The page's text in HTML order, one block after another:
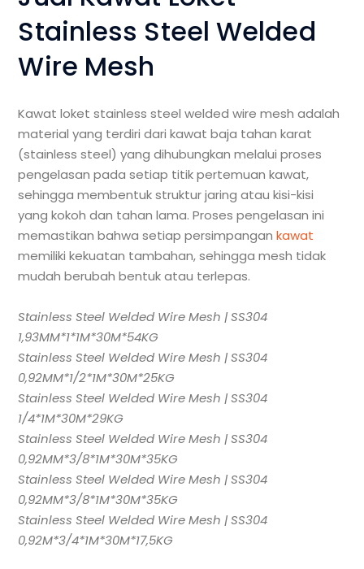
Stainless Steel Welded
Wire Mesh
Kawat loket stainless steel welded wire mesh adalah
material yang terdiri dari kawat baja tahan karat
(stainless steel) yang dihubungkan melalui proses
pengelasan pada setiap titik pertemuan kawat,
sehingga membentuk struktur jaring atau kisi-kisi
yang kokoh dan tahan lama. Proses pengelasan ini
memastikan bahwa setiap persimpangankawat
memiliki kekuatan tambahan, sehingga mesh tidak
mudah berubah bentuk atau terlepas.
Stainless Steel Welded Wire Mesh | SS304
1,93MM*1*1M*30M*54KG
Stainless Steel Welded Wire Mesh | SS304
0,92MM*1/2*1M*30M*25KG
Stainless Steel Welded Wire Mesh | SS304
1/4*1M*30M*29KG
Stainless Steel Welded Wire Mesh | SS304
0,92MM*3/8*1M*30M*35KG
Stainless Steel Welded Wire Mesh | SS304
0,92MM*3/8*1M*30M*35KG
Stainless Steel Welded Wire Mesh | SS304
0,92M*3/4*1M*30M*17,5KG